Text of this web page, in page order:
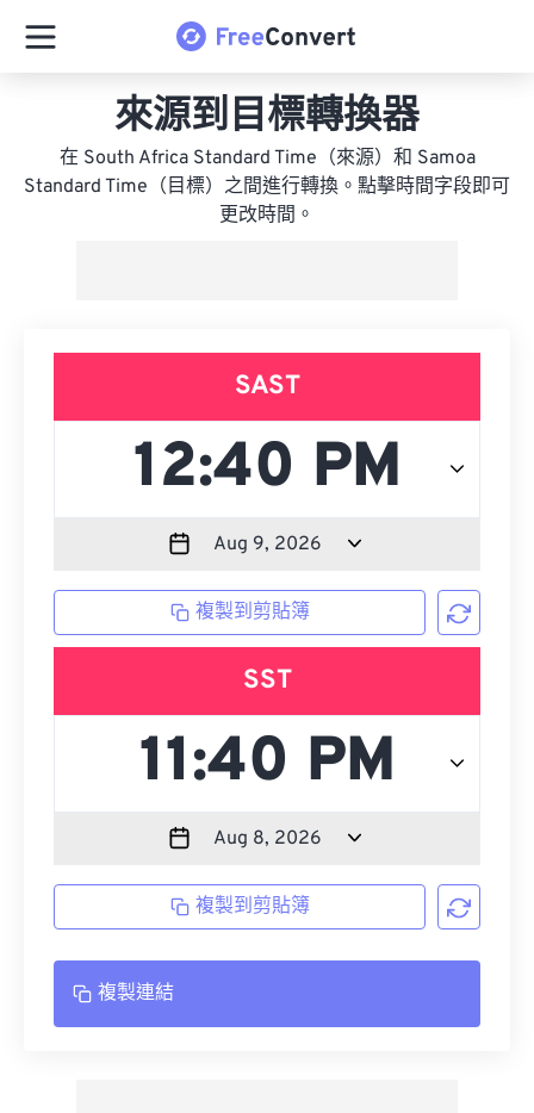
來源到目標轉換器
在 South Africa Standard Time（來源）和 Samoa
Standard Time（目標）之間進行轉換。點擊時間字段即可
更改時間。
SAST
複製到剪貼簿
SST
複製到剪貼簿
複製連結